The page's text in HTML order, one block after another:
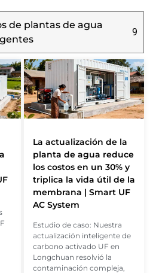
de plantas de agua
9
La actualización de la
planta de agua reduce
los costos en un 30% y
triplica la vida útil de la
membrana | Smart UF
AC System
Estudio de caso: Nuestra
actualización inteligente de
carbono activado UF en
Longchuan resolvió la
contaminación compleja,